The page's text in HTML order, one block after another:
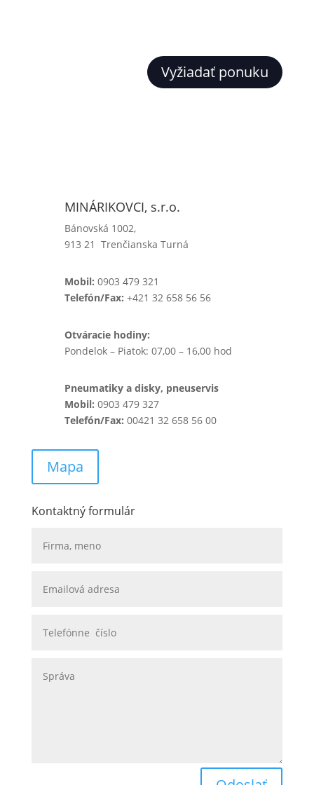
Vyžiadať ponuku
MINÁRIKOVCI, s.r.o.
Bánovská 1002,
913 21 Trenčianska Turná
Mobil: 0903 479 321
Telefón/Fax: +421 32 658 56 56
Otváracie hodiny:
Pondelok – Piatok: 07,00 – 16,00 hod
Pneumatiky a disky, pneuservis
Mobil: 0903 479 327
Telefón/Fax: 00421 32 658 56 00
Mapa
Kontaktný formulár